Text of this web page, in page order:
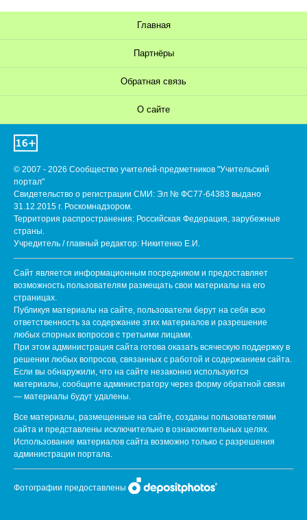
Главная
Партнёры
Обратная связь
О сайте
© 2007 - 2026 Сообщество учителей-предметников "Учительский
портал"
Свидетельство о регистрации СМИ: Эл № ФС77-64383 выдано
31.12.2015 г. Роскомнадзором.
Территория распространения: Российская Федерация, зарубежные
страны.
Учредитель / главный редактор: Никитенко Е.И.
Сайт является информационным посредником и предоставляет
возможность пользователям размещать свои материалы на его
страницах.
Публикуя материалы на сайте, пользователи берут на себя всю
ответственность за содержание этих материалов и разрешение
любых спорных вопросов с третьими лицами.
При этом администрация сайта готова оказать всяческую поддержку в
решении любых вопросов, связанных с работой и содержанием сайта.
Если вы обнаружили, что на сайте незаконно используются
материалы, сообщите администратору через форму обратной связи
— материалы будут удалены.
Все материалы, размещенные на сайте, созданы пользователями
сайта и представлены исключительно в ознакомительных целях.
Использование материалов сайта возможно только с разрешения
администрации портала.
Фотографии предоставлены